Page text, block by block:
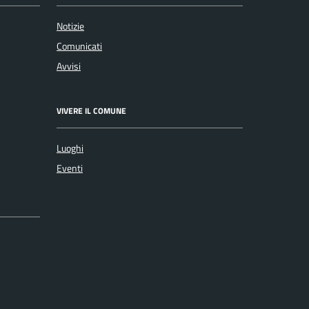
Notizie
Comunicati
Avvisi
VIVERE IL COMUNE
Luoghi
Eventi